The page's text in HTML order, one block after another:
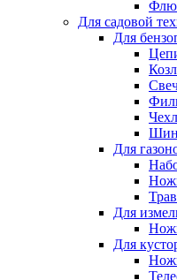
Для садовой
Для
Для
Для
Для